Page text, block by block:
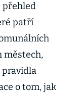
přehled
patří
městech,
pravidla
o tom, jak